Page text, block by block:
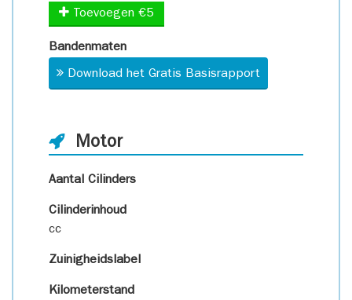
Toevoegen €5
Bandenmaten
Download het Gratis Basisrapport
Motor
Aantal Cilinders
Cilinderinhoud
cc
Zuinigheidslabel
Kilometerstand